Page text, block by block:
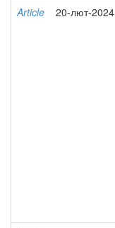
Article
20-лют-2024